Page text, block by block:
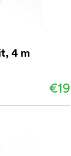
4 m
€19